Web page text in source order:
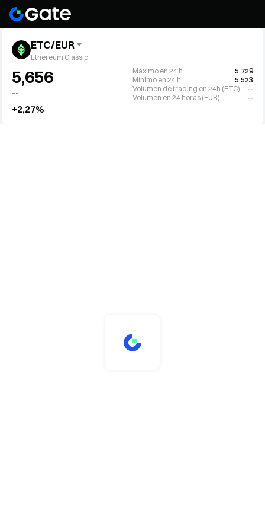
ETC/EUR
Ethereum Classic
5,656
--
+2,27%
Máximo en 24 h
5,729
Mínimo en 24 h
5,523
Volumen de trading en 24h (ETC)
--
Volumen en 24 horas (EUR)
--